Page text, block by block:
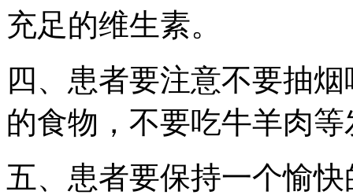
充足的维生素。
四、患者要注意不要抽
的食物，不要吃牛羊肉等
五、患者要保持一个愉